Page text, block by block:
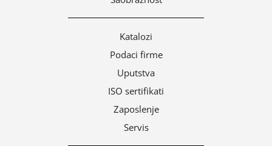
Katalozi
Podaci firme
Uputstva
ISO sertifikati
Zaposlenje
Servis